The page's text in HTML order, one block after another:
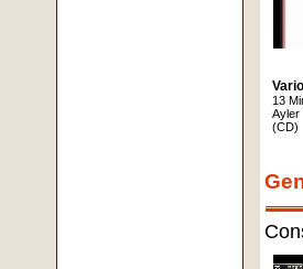
13
Ayler
(CD)